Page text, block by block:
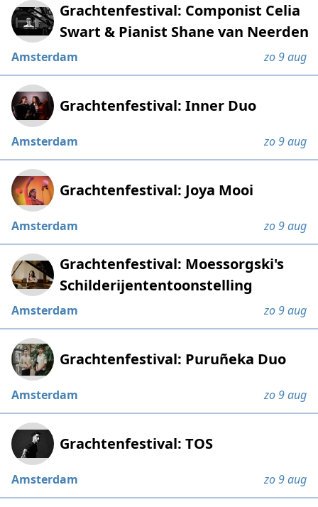
Grachtenfestival: Componist Celia
Swart & Pianist Shane van Neerden
Amsterdam zo 9 aug
Grachtenfestival: Inner Duo
Amsterdam zo 9 aug
Grachtenfestival: Joya Mooi
Amsterdam zo 9 aug
Grachtenfestival: Moessorgski's
Schilderijententoonstelling
Amsterdam zo 9 aug
Grachtenfestival: Puruñeka Duo
Amsterdam zo 9 aug
Grachtenfestival: TOS
Amsterdam zo 9 aug